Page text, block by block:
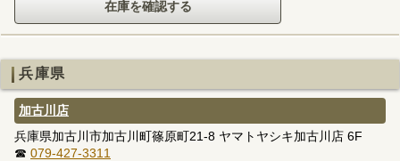
兵庫県
加古川店
兵庫県加古川市加古川町篠原町21-8 ヤマトヤシキ加古川店 6F
☎ 079-427-3311